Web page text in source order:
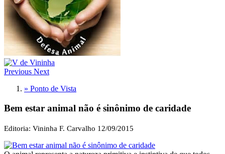
Previous Next
» Ponto de Vista
Bem estar animal não é sinônimo de caridade
Editoria: Vininha F. Carvalho 12/09/2015